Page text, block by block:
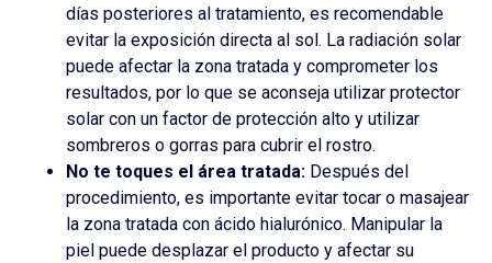
días posteriores al tratamiento, es recomendable
evitar la exposición directa al sol. La radiación solar
puede afectar la zona tratada y comprometer los
resultados, por lo que se aconseja utilizar protector
solar con un factor de protección alto y utilizar
sombreros o gorras para cubrir el rostro.
No te toques el área tratada: Después del
procedimiento, es importante evitar tocar o masajear
la zona tratada con ácido hialurónico. Manipular la
piel puede desplazar el producto y afectar su